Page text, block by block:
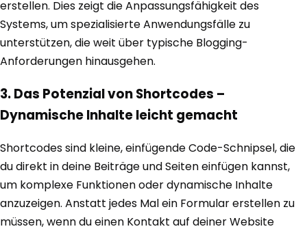
erstellen. Dies zeigt die Anpassungsfähigkeit des
Systems, um spezialisierte Anwendungsfälle zu
unterstützen, die weit über typische Blogging-
Anforderungen hinausgehen.
3. Das Potenzial von Shortcodes –
Dynamische Inhalte leicht gemacht
Shortcodes sind kleine, einfügende Code-Schnipsel, die
du direkt in deine Beiträge und Seiten einfügen kannst,
um komplexe Funktionen oder dynamische Inhalte
anzuzeigen. Anstatt jedes Mal ein Formular erstellen zu
müssen, wenn du einen Kontakt auf deiner Website